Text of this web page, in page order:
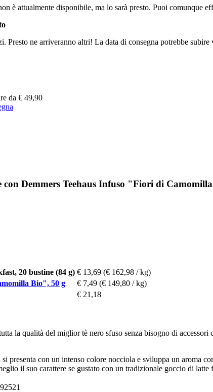
è attualmente disponibile, ma lo sarà presto. Puoi comunque
Presto ne arriveranno altri! La data di consegna potrebbe
da € 49,90
con Demmers Teehaus Infuso "Fiori di
20 bustine (84 g) € 13,69 (€ 162,98 / kg)
Bio", 50 g
€ 7,49 (€ 149,80 / kg)
€ 21,18
la qualità del miglior tè nero sfuso senza bisogno di
presenta con un intenso colore nocciola e sviluppa un aroma
il suo carattere se gustato con un tradizionale goccio di latte